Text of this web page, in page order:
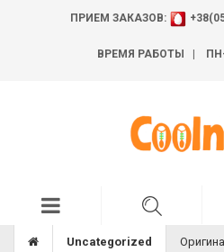
ПРИЕМ ЗАКАЗОВ:
ВРЕМЯ РАБОТЫ | ПН-
Uncategorized